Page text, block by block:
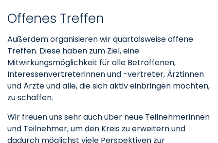
Offenes Treffen
Außerdem organisieren wir quartalsweise offene
Treffen. Diese haben zum Ziel, eine
Mitwirkungsmöglichkeit für alle Betroffenen,
Interessenvertreterinnen und -vertreter, Ärztinnen
und Ärzte und alle, die sich aktiv einbringen möchten,
zu schaffen.
Wir freuen uns sehr auch über neue Teilnehmerinnen
und Teilnehmer, um den Kreis zu erweitern und
dadurch möglichst viele Perspektiven zur